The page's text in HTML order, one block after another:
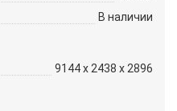
В наличии
9144 x 2438 x 2896